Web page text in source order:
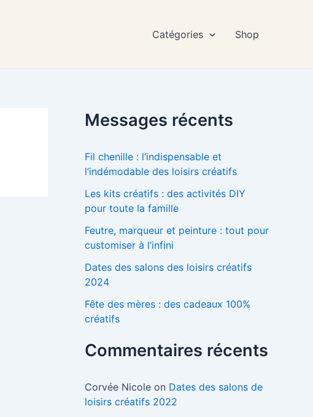
Catégories Shop
Messages récents
Fil chenille : l’indispensable et
l’indémodable des loisirs créatifs
Les kits créatifs : des activités DIY
pour toute la famille
Feutre, marqueur et peinture : tout pour
customiser à l’infini
Dates des salons des loisirs créatifs
2024
Fête des mères : des cadeaux 100%
créatifs
Commentaires récents
Corvée Nicole on Dates des salons de
loisirs créatifs 2022